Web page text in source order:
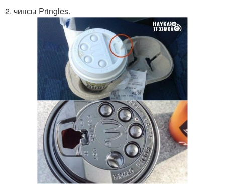
2. чипсы Pringles.